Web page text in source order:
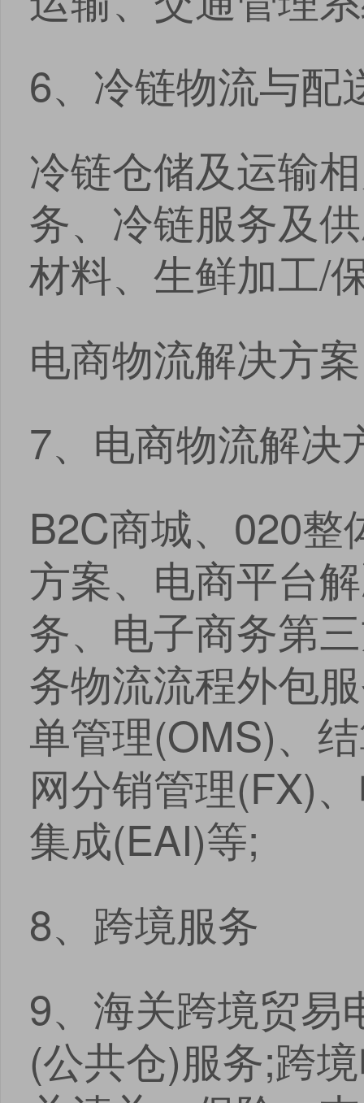
6、冷链物流与配
冷链仓储及运输
务、冷链服务及
材料、生鲜加工/
电商物流解决方案
7、电商物流解决
B2C商城、020
方案、电商平台
务、电子商务第
务物流流程外包
单管理(OMS)、
网分销管理(FX)
集成(EAI)等;
8、跨境服务
9、海关跨境贸易
(公共仓)服务;跨